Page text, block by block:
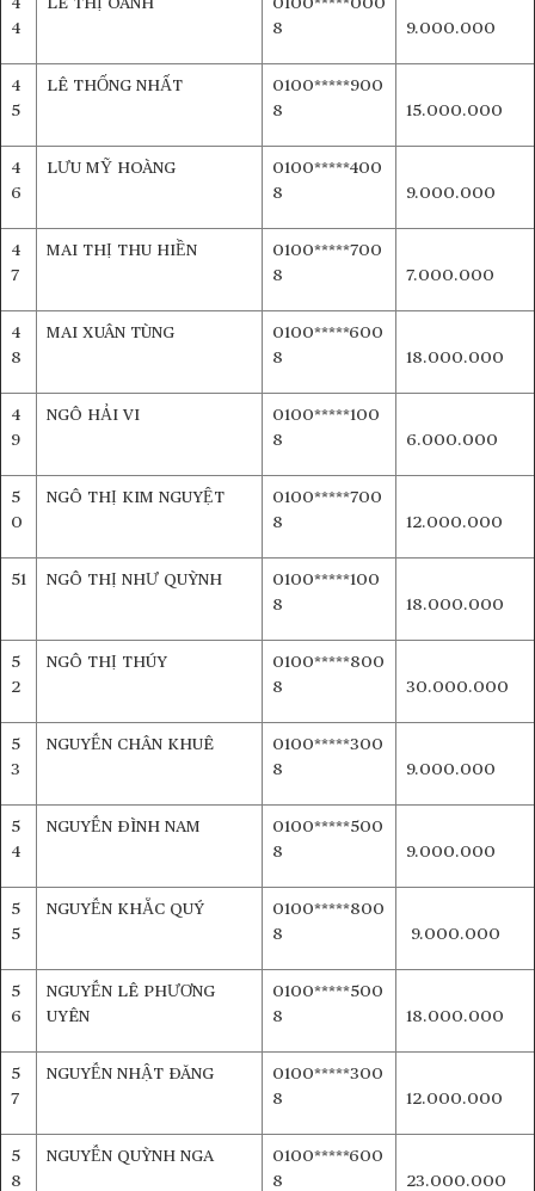
4
4
LÊ THỊ OANH
0100*****000
8
9.000.000
4
5
LÊ THỐNG NHẤT
0100*****900
8
15.000.000
4
6
LƯU MỸ HOÀNG
0100*****400
8
9.000.000
4
7
MAI THỊ THU HIỀN
0100*****700
8
7.000.000
4
8
MAI XUÂN TÙNG
0100*****600
8
18.000.000
4
9
NGÔ HẢI VI
0100*****100
8
6.000.000
5
0
NGÔ THỊ KIM NGUYỆT
0100*****700
8
12.000.000
51 NGÔ THỊ NHƯ QUỲNH
0100*****100
8
18.000.000
5
2
NGÔ THỊ THÚY
0100*****800
8
30.000.000
5
3
NGUYỄN CHÂN KHUÊ
0100*****300
8
9.000.000
5
4
NGUYỄN ĐÌNH NAM
0100*****500
8
9.000.000
5
5
NGUYỄN KHẮC QUÝ
0100*****800
8
9.000.000
5
6
NGUYỄN LÊ PHƯƠNG
UYÊN
0100*****500
8
18.000.000
5
7
NGUYỄN NHẬT ĐĂNG
0100*****300
8
12.000.000
5
8
NGUYỄN QUỲNH NGA
0100*****600
8
23.000.000